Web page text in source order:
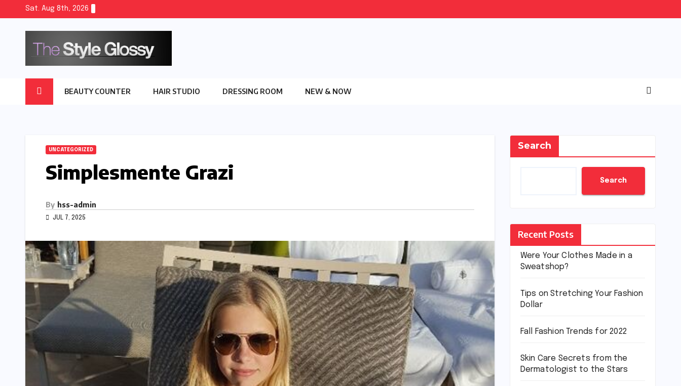
Sat. Aug 8th, 2026
BEAUTY COUNTER HAIR STUDIO DRESSING ROOM NEW & NOW
UNCATEGORIZED
Simplesmente Grazi
By hss-admin
JUL 7, 2025
Search
Search
Recent Posts
Were Your Clothes Made in a
Sweatshop?
Tips on Stretching Your Fashion
Dollar
Fall Fashion Trends for 2022
Skin Care Secrets from the
Dermatologist to the Stars